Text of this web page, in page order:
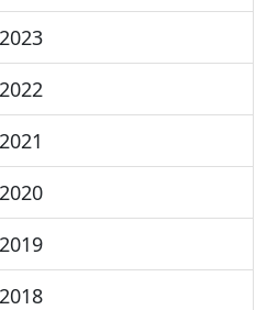
2023
2022
2021
2020
2019
2018